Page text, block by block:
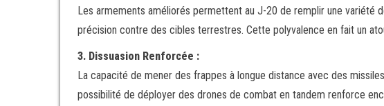
Les armements améliorés permettent au J-20 de remplir une variété
précision contre des cibles terrestres. Cette polyvalence en fait un
3. Dissuasion Renforcée :
La capacité de mener des frappes à longue distance avec des
possibilité de déployer des drones de combat en tandem renforce